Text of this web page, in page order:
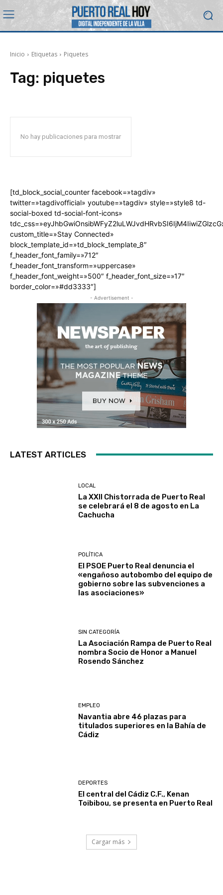
Inicio Etiquetas Piquetes
Tag: piquetes
No hay publicaciones para mostrar
[td_block_social_counter facebook=»tagdiv»
twitter=»tagdivofficial» youtube=»tagdiv» style=»style8 td-
social-boxed td-social-font-icons»
custom_title=»Stay Connected»
block_template_id=»td_block_template_8″
f_header_font_family=»712″
f_header_font_transform=»uppercase»
f_header_font_weight=»500″ f_header_font_size=»17″
border_color=»#dd3333″]
- Advertisement -
LATEST ARTICLES
LOCAL
La XXII Chistorrada de Puerto Real
se celebrará el 8 de agosto en La
Cachucha
POLÍTICA
El PSOE Puerto Real denuncia el
«engañoso autobombo del equipo de
gobierno sobre las subvenciones a
las asociaciones»
SIN CATEGORÍA
La Asociación Rampa de Puerto Real
nombra Socio de Honor a Manuel
Rosendo Sánchez
EMPLEO
Navantia abre 46 plazas para
titulados superiores en la Bahía de
Cádiz
DEPORTES
El central del Cádiz C.F., Kenan
Toibibou, se presenta en Puerto Real
Cargar más